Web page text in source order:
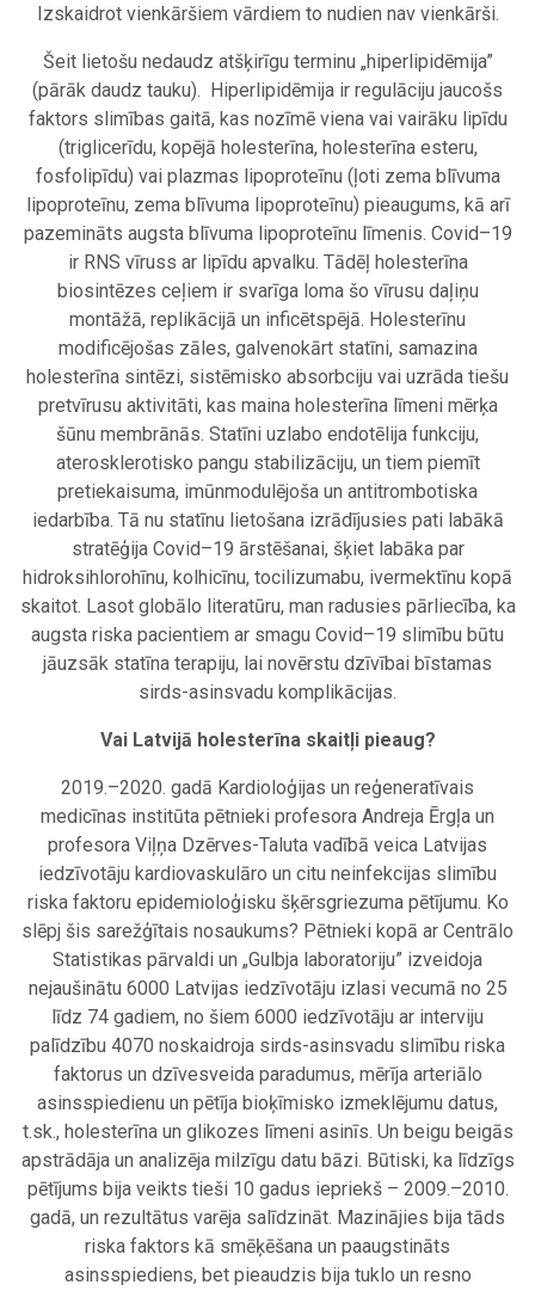
Izskaidrot vienkāršiem vārdiem to nudien nav vienkārši.
Šeit lietošu nedaudz atšķirīgu terminu „hiperlipidēmija”
(pārāk daudz tauku). Hiperlipidēmija ir regulāciju jaucošs
faktors slimības gaitā, kas nozīmē viena vai vairāku lipīdu
(triglicerīdu, kopējā holesterīna, holesterīna esteru,
fosfolipīdu) vai plazmas lipoproteīnu (ļoti zema blīvuma
lipoproteīnu, zema blīvuma lipoproteīnu) pieaugums, kā arī
pazemināts augsta blīvuma lipoproteīnu līmenis. Covid–19
ir RNS vīruss ar lipīdu apvalku. Tādēļ holesterīna
biosintēzes ceļiem ir svarīga loma šo vīrusu daļiņu
montāžā, replikācijā un inficētspējā. Holesterīnu
modificējošas zāles, galvenokārt statīni, samazina
holesterīna sintēzi, sistēmisko absorbciju vai uzrāda tiešu
pretvīrusu aktivitāti, kas maina holesterīna līmeni mērķa
šūnu membrānās. Statīni uzlabo endotēlija funkciju,
aterosklerotisko pangu stabilizāciju, un tiem piemīt
pretiekaisuma, imūnmodulējoša un antitrombotiska
iedarbība. Tā nu statīnu lietošana izrādījusies pati labākā
stratēģija Covid–19 ārstēšanai, šķiet labāka par
hidroksihlorohīnu, kolhicīnu, tocilizumabu, ivermektīnu kopā
skaitot. Lasot globālo literatūru, man radusies pārliecība, ka
augsta riska pacientiem ar smagu Covid–19 slimību būtu
jāuzsāk statīna terapiju, lai novērstu dzīvībai bīstamas
sirds-asinsvadu komplikācijas.
Vai Latvijā holesterīna skaitļi pieaug?
2019.–2020. gadā Kardioloģijas un reģeneratīvais
medicīnas institūta pētnieki profesora Andreja Ērgļa un
profesora Viļņa Dzērves-Taluta vadībā veica Latvijas
iedzīvotāju kardiovaskulāro un citu neinfekcijas slimību
riska faktoru epidemioloģisku šķērsgriezuma pētījumu. Ko
slēpj šis sarežģītais nosaukums? Pētnieki kopā ar Centrālo
Statistikas pārvaldi un „Gulbja laboratoriju” izveidoja
nejaušinātu 6000 Latvijas iedzīvotāju izlasi vecumā no 25
līdz 74 gadiem, no šiem 6000 iedzīvotāju ar interviju
palīdzību 4070 noskaidroja sirds-asinsvadu slimību riska
faktorus un dzīvesveida paradumus, mērīja arteriālo
asinsspiedienu un pētīja bioķīmisko izmeklējumu datus,
t.sk., holesterīna un glikozes līmeni asinīs. Un beigu beigās
apstrādāja un analizēja milzīgu datu bāzi. Būtiski, ka līdzīgs
pētījums bija veikts tieši 10 gadus iepriekš – 2009.–2010.
gadā, un rezultātus varēja salīdzināt. Mazinājies bija tāds
riska faktors kā smēķēšana un paaugstināts
asinsspiediens, bet pieaudzis bija tuklo un resno